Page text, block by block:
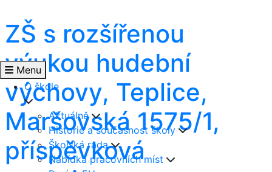
ZŠ s rozšířenou
výukou hudební
výchovy, Teplice,
Maršovská 1575/1,
příspěvková
Menu
O škole
Aktuálně
Historie a současnost školy
Školská rada
Nabídka pracovních míst